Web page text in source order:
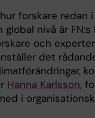
forskare redan
nivå är FN:s
och
det
Hanna Karlsson,
i